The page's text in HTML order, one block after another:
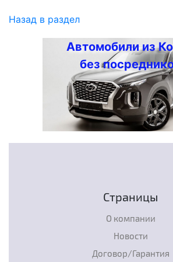
Назад в раздел
Автомобили из
без
Страницы
О компании
Новости
Договор/Гарантия